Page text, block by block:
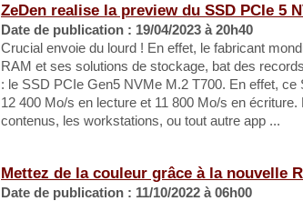
ZeDen realise la preview du SSD PCIe 5
Date de publication : 19/04/2023 à 20h40
Crucial envoie du lourd ! En effet, le fabricant
RAM et ses solutions de stockage, bat des
: le SSD PCIe Gen5 NVMe M.2 T700. En effet,
12 400 Mo/s en lecture et 11 800 Mo/s en
contenus, les workstations, ou tout autre app ...
Mettez de la couleur grâce à la nouvelle
Date de publication : 11/10/2022 à 06h00